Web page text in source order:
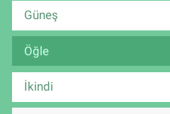
Güneş
Öğle
İkindi